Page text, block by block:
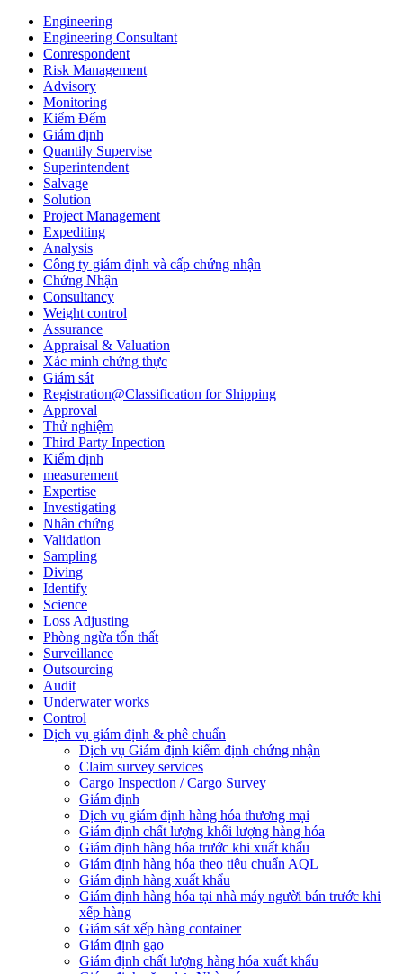
Engineering
Engineering Consultant
Conrespondent
Risk Management
Advisory
Monitoring
Kiểm Đếm
Giám định
Quantily Supervise
Superintendent
Salvage
Solution
Project Management
Expediting
Analysis
Công ty giám định và cấp chứng nhận
Chứng Nhận
Consultancy
Weight control
Assurance
Appraisal & Valuation
Xác minh chứng thực
Giám sát
Registration@Classification for Shipping
Approval
Thử nghiệm
Third Party Inpection
Kiểm định
measurement
Expertise
Investigating
Nhân chứng
Validation
Sampling
Diving
Identify
Science
Loss Adjusting
Phòng ngừa tổn thất
Surveillance
Outsourcing
Audit
Underwater works
Control
Dịch vụ giám định & phê chuẩn
Dịch vụ Giám định kiểm định chứng nhận
Claim survey services
Cargo Inspection / Cargo Survey
Giám định
Dịch vụ giám định hàng hóa thương mại
Giám định chất lượng khối lượng hàng hóa
Giám định hàng hóa trước khi xuất khẩu
Giám định hàng hóa theo tiêu chuẩn AQL
Giám định hàng xuất khẩu
Giám định hàng hóa tại nhà máy người bán trước khi
xếp hàng
Giám sát xếp hàng container
Giám định gạo
Giám định chất lượng hàng hóa xuất khẩu